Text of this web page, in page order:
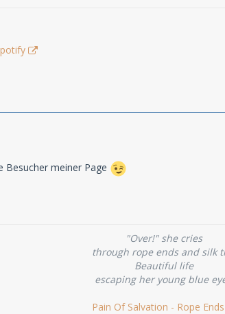
Besucher meiner Page
"Over!" she cries
through rope ends and silk
Beautiful life
escaping her young blue
Pain Of Salvation - Rope Ends